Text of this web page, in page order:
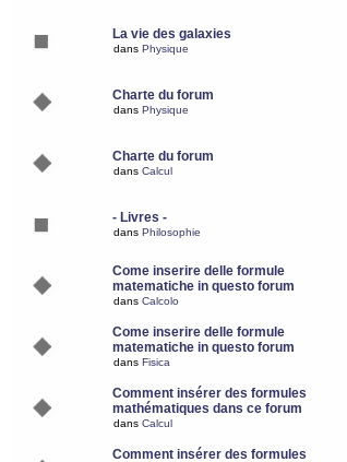
La vie des galaxies
dans Physique
Charte du forum
dans Physique
Charte du forum
dans Calcul
- Livres -
dans Philosophie
Come inserire delle formule
matematiche in questo forum
dans Calcolo
Come inserire delle formule
matematiche in questo forum
dans Fisica
Comment insérer des formules
mathématiques dans ce forum
dans Calcul
Comment insérer des formules